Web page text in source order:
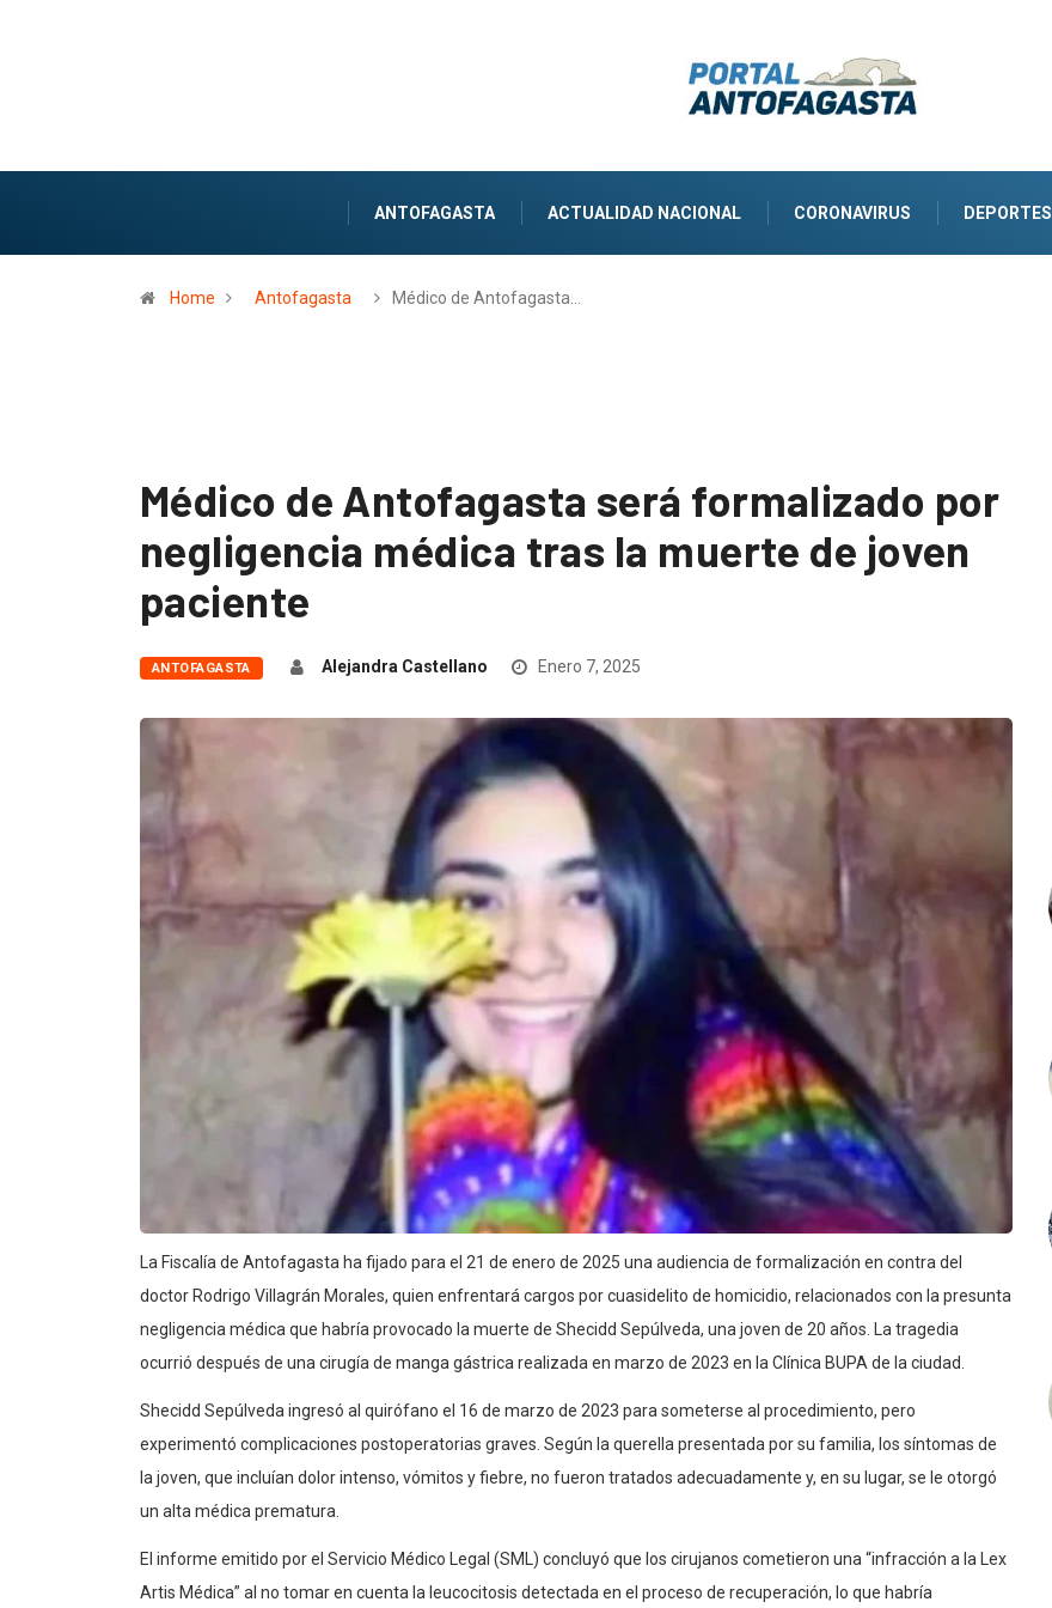
ANTOFAGASTA ACTUALIDAD NACIONAL CORONAVIRUS DEPORTES
Home Antofagasta Médico de Antofagasta…
Médico de Antofagasta será formalizado por
negligencia médica tras la muerte de joven
paciente
ANTOFAGASTA Alejandra Castellano Enero 7, 2025
La Fiscalía de Antofagasta ha fijado para el 21 de enero de 2025 una audiencia de formalización en contra del
doctor Rodrigo Villagrán Morales, quien enfrentará cargos por cuasidelito de homicidio, relacionados con la presunta
negligencia médica que habría provocado la muerte de Shecidd Sepúlveda, una joven de 20 años. La tragedia
ocurrió después de una cirugía de manga gástrica realizada en marzo de 2023 en la Clínica BUPA de la ciudad.
Shecidd Sepúlveda ingresó al quirófano el 16 de marzo de 2023 para someterse al procedimiento, pero
experimentó complicaciones postoperatorias graves. Según la querella presentada por su familia, los síntomas de
la joven, que incluían dolor intenso, vómitos y fiebre, no fueron tratados adecuadamente y, en su lugar, se le otorgó
un alta médica prematura.
El informe emitido por el Servicio Médico Legal (SML) concluyó que los cirujanos cometieron una “infracción a la Lex
Artis Médica” al no tomar en cuenta la leucocitosis detectada en el proceso de recuperación, lo que habría